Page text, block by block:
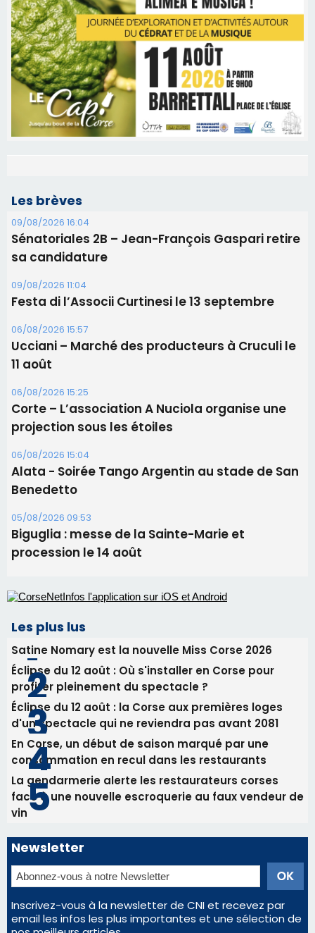
Les brèves
09/08/2026 16:04
Sénatoriales 2B – Jean-François Gaspari retire
sa candidature
09/08/2026 11:04
Festa di l’Associi Curtinesi le 13 septembre
06/08/2026 15:57
Ucciani – Marché des producteurs à Cruculi le
11 août
06/08/2026 15:25
projection sous les étoiles
06/08/2026 15:04
Alata - Soirée Tango Argentin au stade de San
Benedetto
05/08/2026 09:53
Biguglia : messe de la Sainte-Marie et
procession le 14 août
Les plus lus
Satine Nomary est la nouvelle Miss Corse 2026
Éclipse du 12 août : Où s'installer en Corse pour
profiter pleinement du spectacle ?
Éclipse du 12 août : la Corse aux premières loges
d'un spectacle qui ne reviendra pas avant 2081
En Corse, un début de saison marqué par une
consommation en recul dans les restaurants